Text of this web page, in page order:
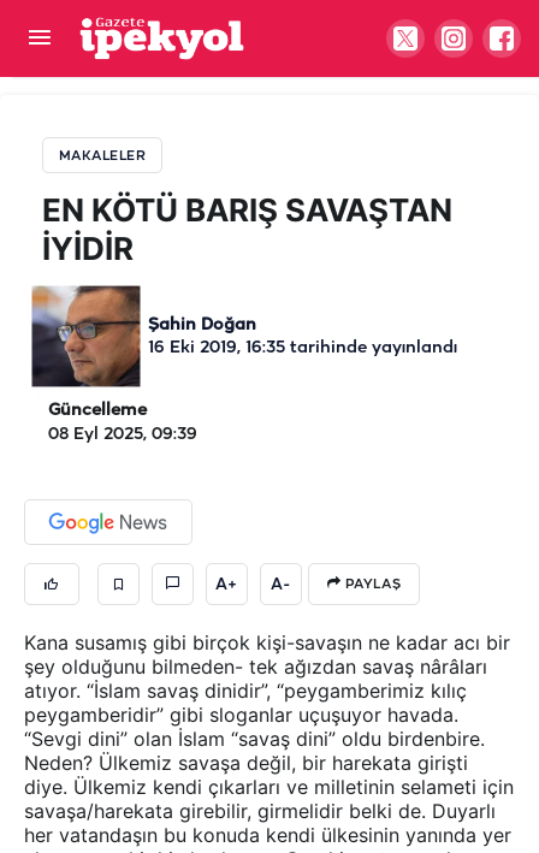
MAKALELER
EN KÖTÜ BARIŞ SAVAŞTAN
İYİDİR
Şahin Doğan
16 Eki 2019, 16:35 tarihinde yayınlandı
Güncelleme
08 Eyl 2025, 09:39
A+ A- PAYLAŞ
Kana susamış gibi birçok kişi-savaşın ne kadar acı bir
şey olduğunu bilmeden- tek ağızdan savaş nârâları
atıyor. “İslam savaş dinidir”, “peygamberimiz kılıç
peygamberidir” gibi sloganlar uçuşuyor havada.
“Sevgi dini” olan İslam “savaş dini” oldu birdenbire.
Neden? Ülkemiz savaşa değil, bir harekata girişti
diye. Ülkemiz kendi çıkarları ve milletinin selameti için
savaşa/harekata girebilir, girmelidir belki de. Duyarlı
her vatandaşın bu konuda kendi ülkesinin yanında yer
EN KÖTÜ BARIŞ SAVAŞTAN İYİDİR